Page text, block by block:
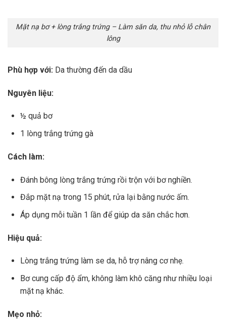
Mặt nạ bơ + lòng trắng trứng – Làm săn da, thu nhỏ lỗ chân
lông
Phù hợp với: Da thường đến da dầu
Nguyên liệu:
½ quả bơ
1 lòng trắng trứng gà
Cách làm:
Đánh bông lòng trắng trứng rồi trộn với bơ nghiền.
Đắp mặt nạ trong 15 phút, rửa lại bằng nước ấm.
Áp dụng mỗi tuần 1 lần để giúp da săn chắc hơn.
Hiệu quả:
Lòng trắng trứng làm se da, hỗ trợ nâng cơ nhẹ.
Bơ cung cấp độ ẩm, không làm khô căng như nhiều loại
mặt nạ khác.
Mẹo nhỏ: